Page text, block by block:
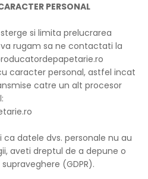
PERSONAL
si limita prelucrarea
rugam sa ne contactati la
caracter personal, astfel incat
catre un alt procesor
datele dvs. personale nu au
aveti dreptul de a depune o
(GDPR).